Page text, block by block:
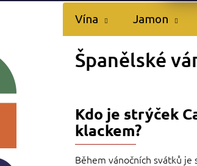
Vína Jamon
Španělské
Kdo je strýček
klackem?
Během vánočních svátků